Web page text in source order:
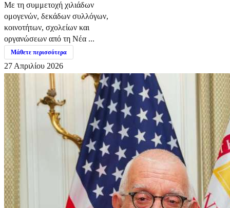
Με τη συμμετοχή χιλιάδων
ομογενών, δεκάδων συλλόγων,
κοινοτήτων, σχολείων και
οργανώσεων από τη Νέα ...
Μάθετε περισσότερα
27 Απριλίου 2026